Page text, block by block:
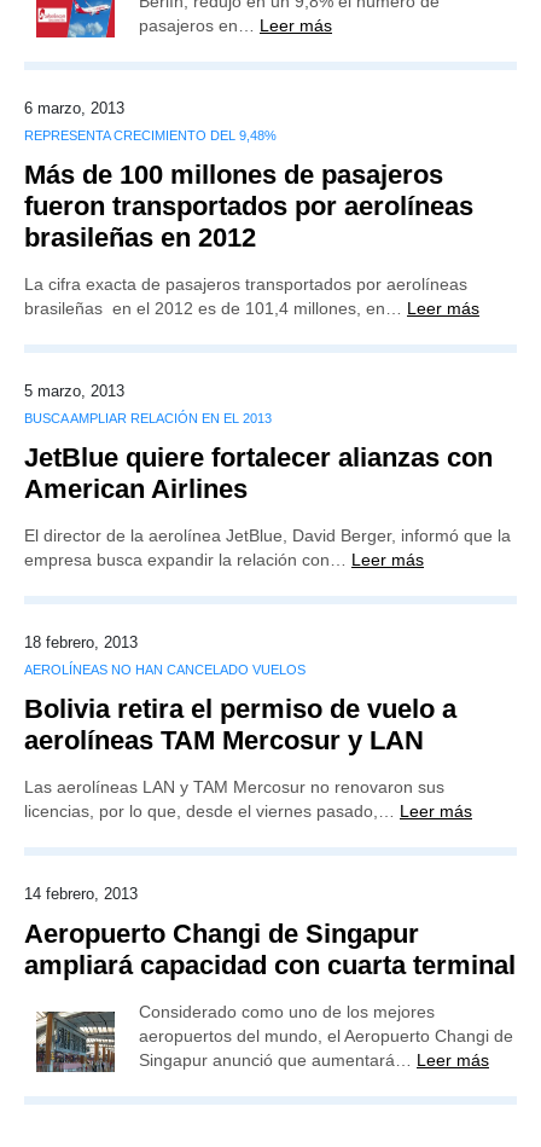
pasajeros en… Leer más
6 marzo, 2013
REPRESENTA CRECIMIENTO DEL 9,48%
Más de 100 millones de pasajeros
fueron transportados por aerolíneas
brasileñas en 2012
La cifra exacta de pasajeros transportados por aerolíneas
brasileñas en el 2012 es de 101,4 millones, en… Leer más
5 marzo, 2013
BUSCA AMPLIAR RELACIÓN EN EL 2013
JetBlue quiere fortalecer alianzas con
American Airlines
El director de la aerolínea JetBlue, David Berger, informó que la
empresa busca expandir la relación con… Leer más
18 febrero, 2013
AEROLÍNEAS NO HAN CANCELADO VUELOS
Bolivia retira el permiso de vuelo a
aerolíneas TAM Mercosur y LAN
Las aerolíneas LAN y TAM Mercosur no renovaron sus
licencias, por lo que, desde el viernes pasado,… Leer más
14 febrero, 2013
Aeropuerto Changi de Singapur
ampliará capacidad con cuarta terminal
Considerado como uno de los mejores
aeropuertos del mundo, el Aeropuerto Changi de
Singapur anunció que aumentará… Leer más